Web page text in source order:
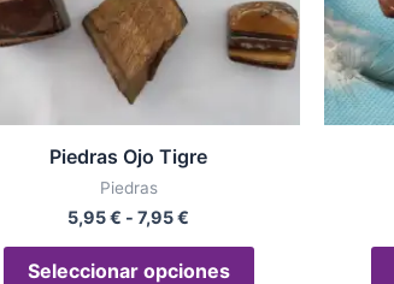
Piedras Ojo Tigre
Piedras
5,95€ - 7,95€
Seleccionar opciones
se
pueden
elegir